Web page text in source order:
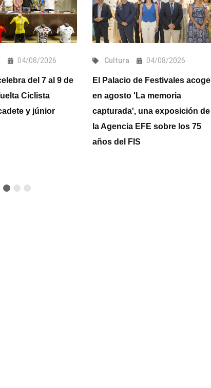
04/08/2026
del 7 al 9 de
Ciclista
y júnior
Cultura 04/08/2026
El Palacio de Festivales acoge
en agosto 'La memoria
capturada', una exposición de
la Agencia EFE sobre los 75
años del FIS